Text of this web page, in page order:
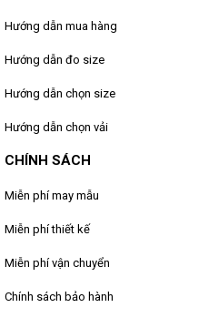
Hướng dẫn mua hàng
Hướng dẫn đo size
Hướng dẫn chọn size
Hướng dẫn chọn vải
CHÍNH SÁCH
Miễn phí may mẫu
Miễn phí thiết kế
Miễn phí vận chuyển
Chính sách bảo hành